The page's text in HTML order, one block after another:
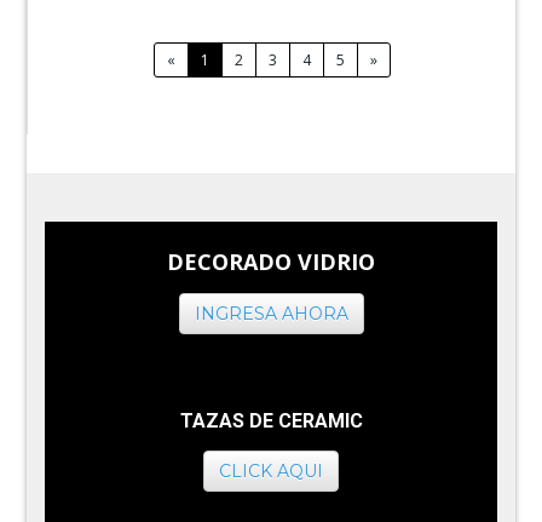
« 1 2 3 4 5 »
DECORADO VIDRIO
INGRESA AHORA
TAZAS DE CERAMIC
CLICK AQUI